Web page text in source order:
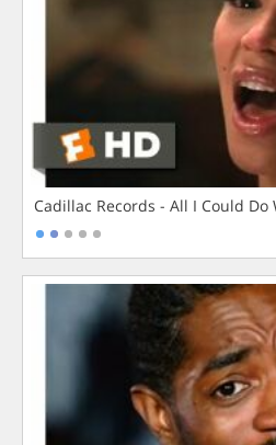
Cadillac Records - All I Could Do